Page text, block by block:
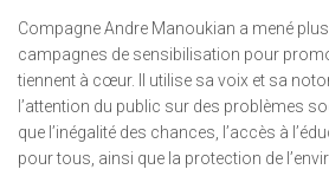
Compagne Andre Manoukian a mené
campagnes de sensibilisation pour
tiennent à cœur. Il utilise sa voix et sa
l’attention du public sur des problèmes
que l’inégalité des chances, l’accès à
pour tous, ainsi que la protection de